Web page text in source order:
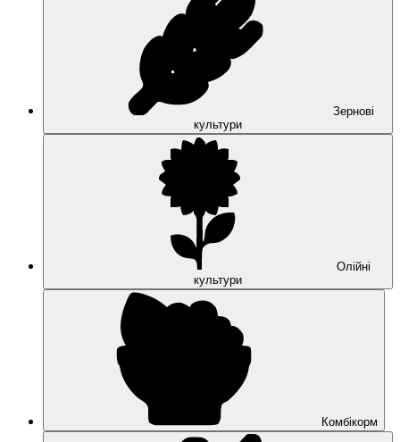
Зернові
культури
Олійні
культури
Комбікорм